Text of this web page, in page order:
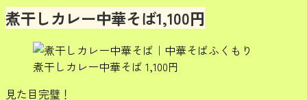
煮干しカレー中華そば1,100円
煮干しカレー中華そば 1,100円
見た目完璧！